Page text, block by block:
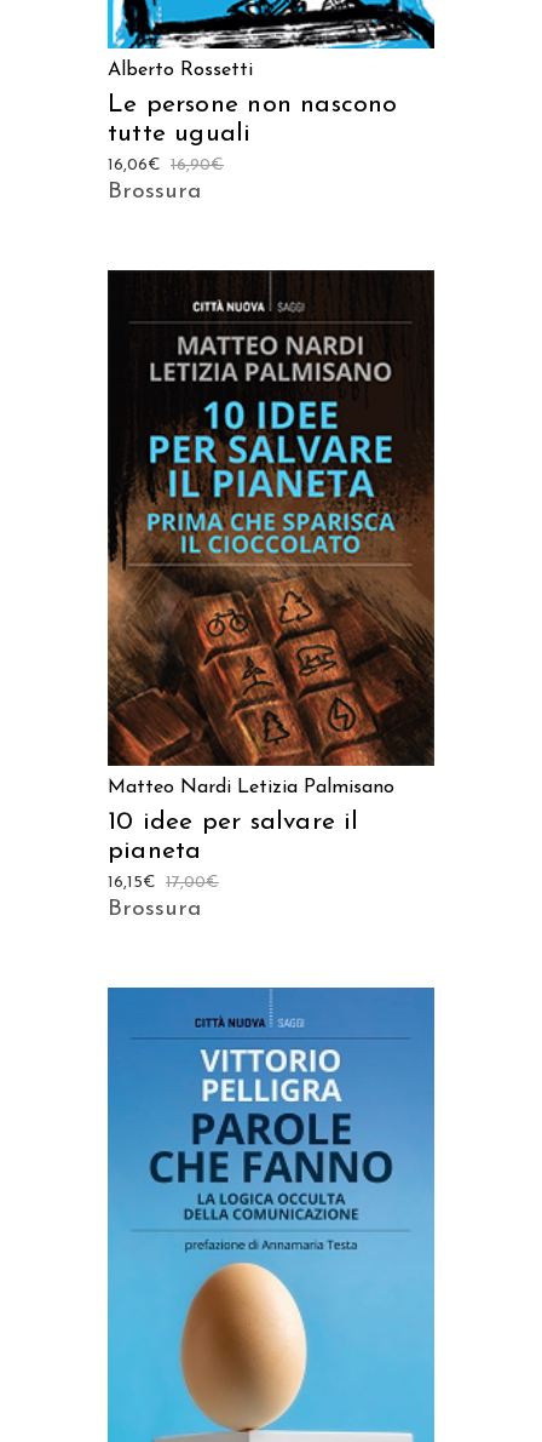
Alberto Rossetti
Le persone non nascono
tutte uguali
16,90€
16,06€
Brossura
AGGIUNGI AL CARRELLO
Matteo Nardi Letizia Palmisano
10 idee per salvare il
pianeta
17,00€
16,15€
Brossura
AGGIUNGI AL CARRELLO